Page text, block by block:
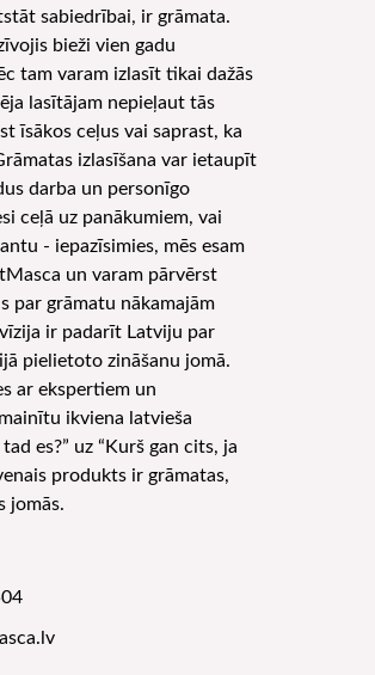
sabiedrībai, ir grāmata.
bieži vien gadu
tam varam izlasīt tikai dažās
lasītājam nepieļaut tās
īsākos ceļus vai saprast, ka
izlasīšana var ietaupīt
darba un personīgo
ceļā uz panākumiem, vai
- iepazīsimies, mēs esam
un varam pārvērst
par grāmatu nākamajām
ir padarīt Latviju par
pielietoto zināšanu jomā.
ar ekspertiem un
ikviena latvieša
es?” uz “Kurš gan cits, ja
produkts ir grāmatas,
jomās.